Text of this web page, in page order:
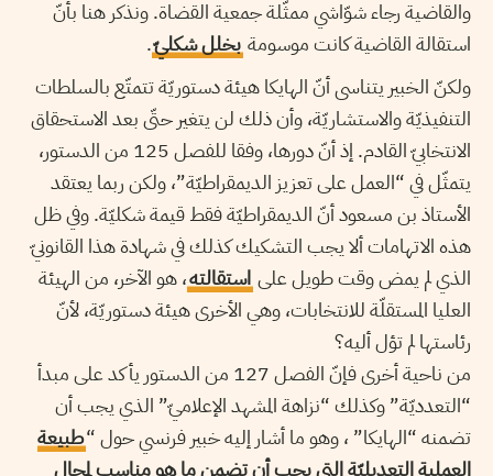
والقاضية رجاء شوّاشي ممثّلة جمعية القضاة. ونذكر هنا بأنّ
استقالة القاضية كانت موسومة بخلل شكليّ.
ولكنّ الخبير يتناسى أنّ الهايكا هيئة دستوريّة تتمتّع بالسلطات
التنفيذيّة والاستشاريّة، وأن ذلك لن يتغير حتّى بعد الاستحقاق
الانتخابيّ القادم. إذ أنّ دورها، وفقا للفصل 125 من الدستور،
يتمثّل في “العمل على تعزيز الديمقراطيّة”، ولكن ربما يعتقد
الأستاذ بن مسعود أنّ الديمقراطيّة فقط قيمة شكليّة. وفي ظل
هذه الاتهامات ألا يجب التشكيك كذلك في شهادة هذا القانونيّ
الذي لم يمض وقت طويل على استقالته، هو الآخر، من الهيئة
العليا المستقلّة للانتخابات، وهي الأخرى هيئة دستوريّة، لأنّ
رئاستها لم تؤل أليه؟
من ناحية أخرى فإنّ الفصل 127 من الدستور يأكد على مبدأ
“التعدديّة” وكذلك “نزاهة المشهد الإعلاميّ” الذي يجب أن
تضمنه “الهايكا” ، وهو ما أشار إليه خبير فرنسي حول “طبيعة
العملية التعديليّة التي يجب أن تضمن ما هو مناسب لمجال